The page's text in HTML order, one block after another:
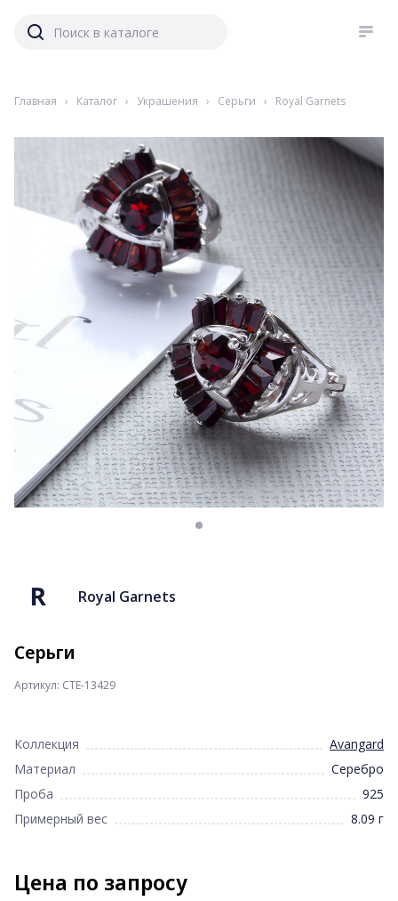
Главная › Каталог › Украшения › Серьги › Royal Garnets
Royal Garnets
Серьги
Артикул: CTE-13429
Коллекция
Avangard
Материал
Серебро
Проба
925
Примерный вес
8.09 г
Цена по запросу